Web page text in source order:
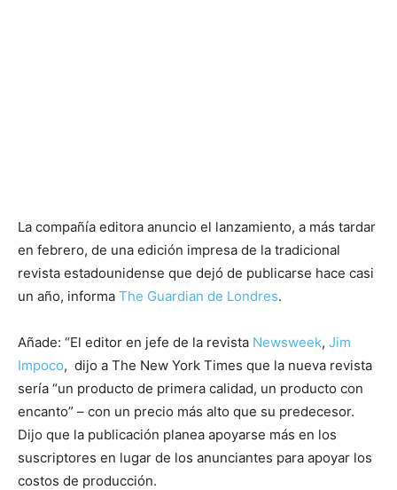
La compañía editora anuncio el lanzamiento, a más tardar
en febrero, de una edición impresa de la tradicional
revista estadounidense que dejó de publicarse hace casi
un año, informa The Guardian de Londres.
Añade: “El editor en jefe de la revista Newsweek, Jim
Impoco, dijo a The New York Times que la nueva revista
sería “un producto de primera calidad, un producto con
encanto” – con un precio más alto que su predecesor.
Dijo que la publicación planea apoyarse más en los
suscriptores en lugar de los anunciantes para apoyar los
costos de producción.